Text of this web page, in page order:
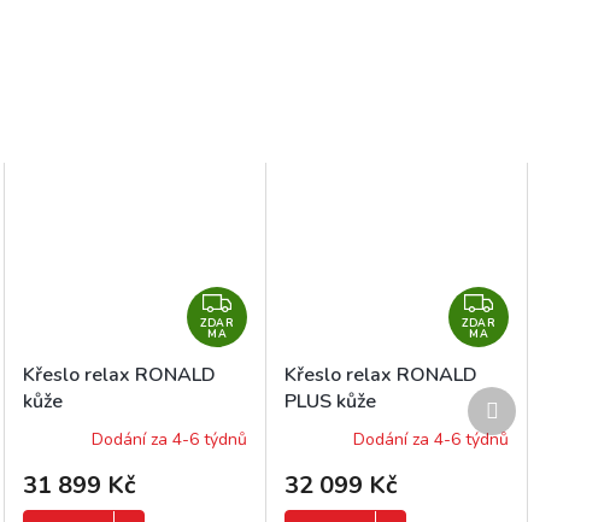
Z
D
A
ZDAR
MA
Křeslo relax RONALD
kůže
Dodání za 4-6 týdnů
31 899 Kč
Z
D
R
M
A
ZDAR
MA
Křeslo relax RONALD
PLUS kůže
Dodání za 4-6 týdnů
32 099 Kč
Další
produkt